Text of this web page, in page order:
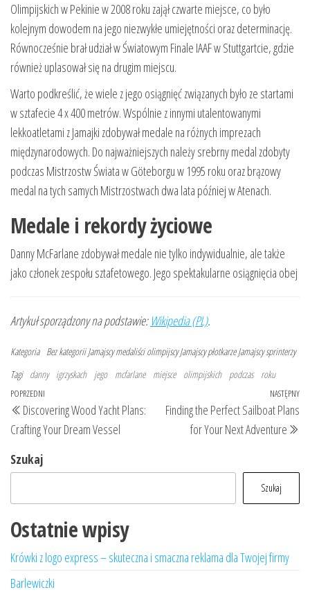
Olimpijskich w Pekinie w 2008 roku zajął czwarte miejsce, co było
kolejnym dowodem na jego niezwykłe umiejętności oraz determinację.
Równocześnie brał udział w Światowym Finale IAAF w Stuttgartcie, gdzie
również uplasował się na drugim miejscu.
Warto podkreślić, że wiele z jego osiągnięć związanych było ze startami
w sztafecie 4 x 400 metrów. Wspólnie z innymi utalentowanymi
lekkoatletami z Jamajki zdobywał medale na różnych imprezach
międzynarodowych. Do najważniejszych należy srebrny medal zdobyty
podczas Mistrzostw Świata w Göteborgu w 1995 roku oraz brązowy
medal na tych samych Mistrzostwach dwa lata później w Atenach.
Medale i rekordy życiowe
Danny McFarlane zdobywał medale nie tylko indywidualnie, ale także
jako członek zespołu sztafetowego. Jego spektakularne osiągnięcia obej
Artykuł sporządzony na podstawie:Wikipedia (PL).
Kategoria Bez kategorii Jamajscy medaliści olimpijscy Jamajscy płotkarze Jamajscy sprinterzy
Tagi danny igrzyskach jego mcfarlane miejsce olimpijskich podczas roku
Nawigacja
wpisu
Poprzedni
wpis
POPRZEDNI
Discovering Wood Yacht Plans:
Crafting Your Dream Vessel
NASTĘPNY
Finding the Perfect Sailboat Plans
for Your Next Adventure
Szukaj
Szukaj
Ostatnie wpisy
Krówki z logo express – skuteczna i smaczna reklama dla Twojej firmy
Barlewiczki